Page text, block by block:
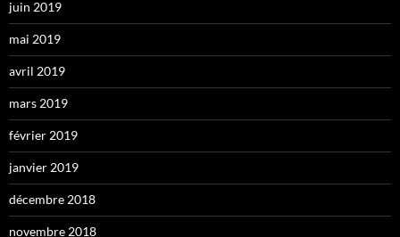
juin 2019
mai 2019
avril 2019
mars 2019
février 2019
janvier 2019
décembre 2018
novembre 2018